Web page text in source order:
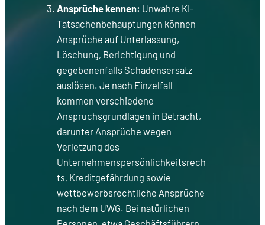
Ansprüche kennen: Unwahre KI-
Tatsachenbehauptungen können
Ansprüche auf Unterlassung,
Löschung, Berichtigung und
gegebenenfalls Schadensersatz
auslösen. Je nach Einzelfall
kommen verschiedene
Anspruchsgrundlagen in Betracht,
darunter Ansprüche wegen
Verletzung des
Unternehmenspersönlichkeitsrech
ts, Kreditgefährdung sowie
wettbewerbsrechtliche Ansprüche
nach dem UWG. Bei natürlichen